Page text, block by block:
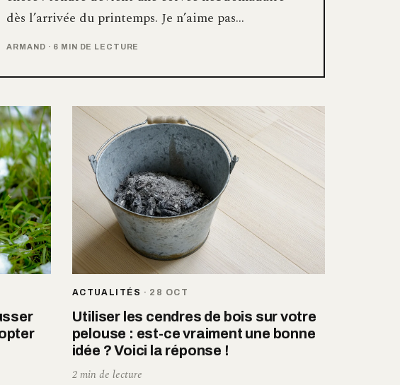
dès l’arrivée du printemps. Je n’aime pas…
ARMAND · 6 MIN DE LECTURE
ACTUALITÉS · 28 OCT
Utiliser les cendres de bois sur votre
pelouse : est-ce vraiment une bonne
idée ? Voici la réponse !
2 min de lecture